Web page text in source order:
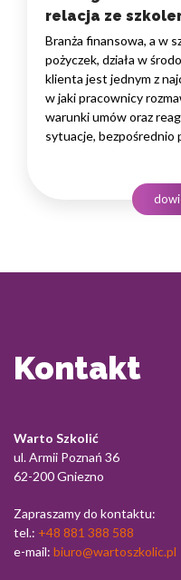
relacja ze
Branża finansowa, a w
pożyczek, działa w
klienta jest jednym z
w jaki pracownicy
warunki umów oraz
sytuacje, bezpośrednio
produktowej, lecz
komunikacyjnych,
Kontakt
Warto Szkolić
ul. Armii Poznań 36
62-200 Gniezno
Zapraszamy do kontaktu:
tel.: +48 881 388 588
e-mail: biuro@wartoszkolic.pl